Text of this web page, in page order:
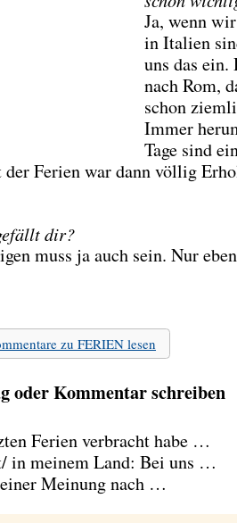
Ja, wenn
in Italien
uns das ein.
nach Rom,
schon
Immer
Tage sind
der Ferien war dann völlig
dir?
muss ja auch sein. Nur
zu FERIEN lesen
oder Kommentar schreiben
Ferien verbracht habe …
in meinem Land: Bei uns …
Meinung nach …